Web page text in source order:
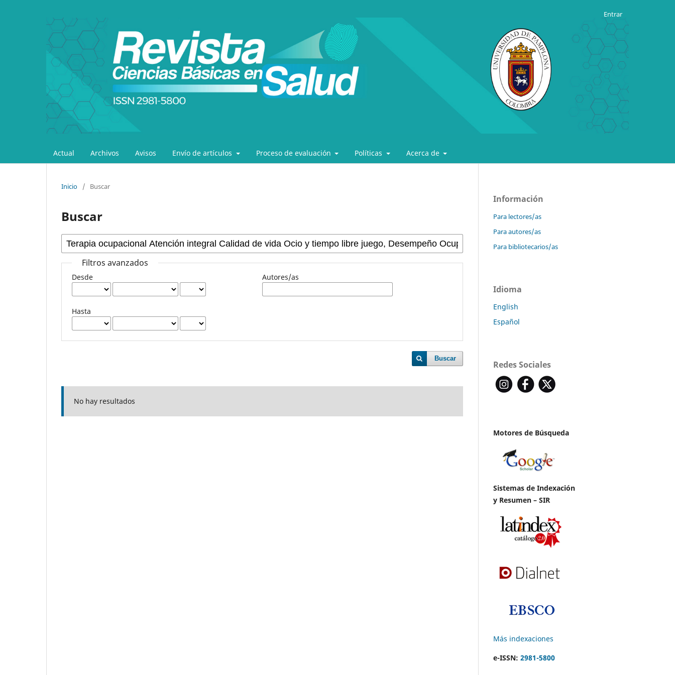
Actual Archivos Avisos Envío de artículos Proceso de evaluación Políticas Acerca de
Entrar
Inicio / Buscar
Buscar
Filtros avanzados
Desde
Hasta
Autores/as
Buscar
No hay resultados
Información
Para lectores/as
Para autores/as
Para bibliotecarios/as
Idioma
English
Español
Redes Sociales
Motores de Búsqueda
Sistemas de Indexación
y Resumen – SIR
Más indexaciones
e-ISSN: 2981-5800